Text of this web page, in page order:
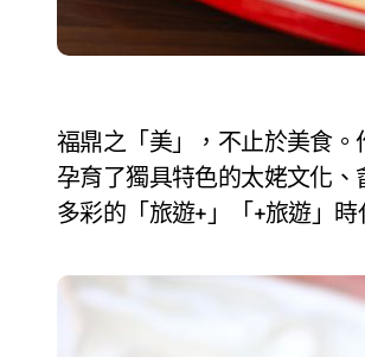
福鼎之「美」，不止於美食
孕育了獨具特色的太姥文化
多彩的「旅遊+」「+旅遊」